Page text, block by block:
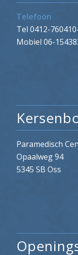
Telefoon
Tel 0412-
Mobiel 06-
Paramedisch
Opaalweg 94
5345 SB Oss